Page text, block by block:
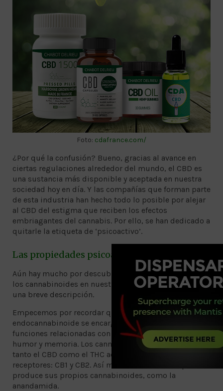
Foto: cdafrance.com/
¿Por qué la confusión? Bueno, gracias al avance en
ciertas regulaciones alrededor del mundo, el CBD es
una sustancia más disponible y aceptada en nuestra
sociedad hoy en día. Y las compañías que forman parte
de esta industria han hecho todo lo posible por alejar
al CBD del estigma que reciben los efectos
embriagantes del cannabis. Por ello, se han dedicado a
quitarle la etiqueta de ‘psicoactivo’.
Las propiedades psicoactivas del CBD
Aún hay mucho por descubrir sobre la interacción de
los cannabinoides en nuestro cuerpo. A continuación
una breve descripción.
Empecemos por recordar que el sistema
endocannabinoide se encarga de regular múltiples
funciones relacionadas con el apetito, dolor, estrés,
humor y memoria. Los cannabinoides principales,
tanto el CBD como el THC actúan sobre dos tipos de
receptores: CB1 y CB2. Así mismo, nuestro cuerpo
produce sus propios cannabinoides, como la
anandamida.